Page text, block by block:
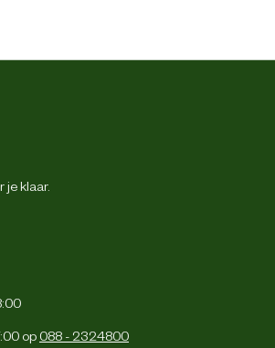
je klaar.
op 088 - 2324800